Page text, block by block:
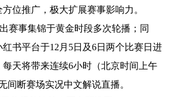
位推广，极大扩展赛事影响力。
事集锦于黄金时段多次轮播；同
书平台于12月5日及6日两个比赛日进
天将带来连续6小时（北京时间上午
间断赛场实况中文解说直播。